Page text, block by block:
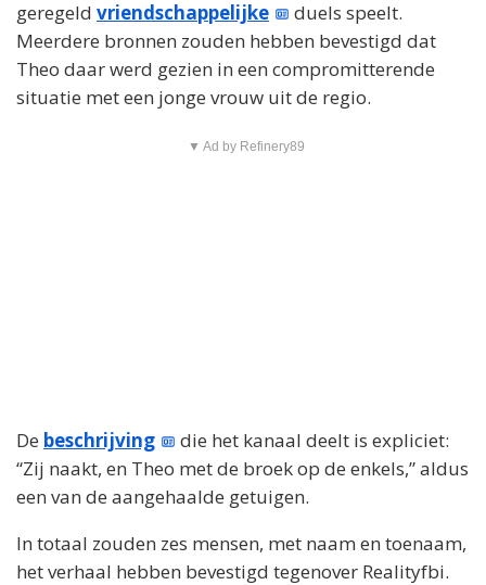
geregeld vriendschappelijke
duels speelt.
Meerdere bronnen zouden hebben bevestigd dat
Theo daar werd gezien in een compromitterende
situatie met een jonge vrouw uit de regio.
▼ Ad by Refinery89
De beschrijving
die het kanaal deelt is expliciet:
“Zij naakt, en Theo met de broek op de enkels,” aldus
een van de aangehaalde getuigen.
In totaal zouden zes mensen, met naam en toenaam,
het verhaal hebben bevestigd tegenover Realityfbi.